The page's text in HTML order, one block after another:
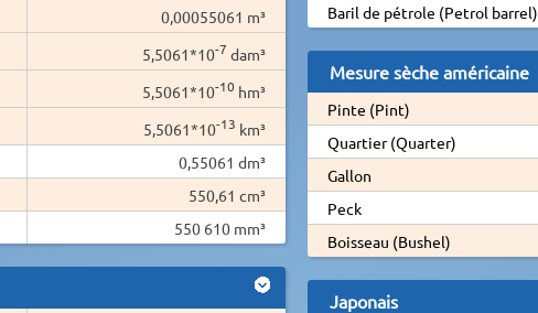
0,00055061 m³
5,5061*10-7 dam³
5,5061*10-10 hm³
5,5061*10-13 km³
0,55061 dm³
550,61 cm³
550 610 mm³
Baril de pétrole (Petrol barrel)
Mesure sèche américaine
Pinte (Pint)
Quartier (Quarter)
Gallon
Peck
Boisseau (Bushel)
Japonais